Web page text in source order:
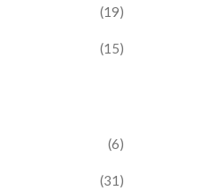
(19)
(15)
(6)
(31)